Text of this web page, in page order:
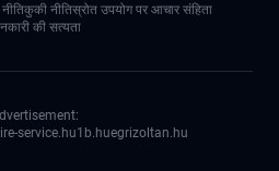
कुकी नीतिस्रोत उपयोग पर आचार संहिता
की सत्यता
service.hu1b.huegrizoltan.hu